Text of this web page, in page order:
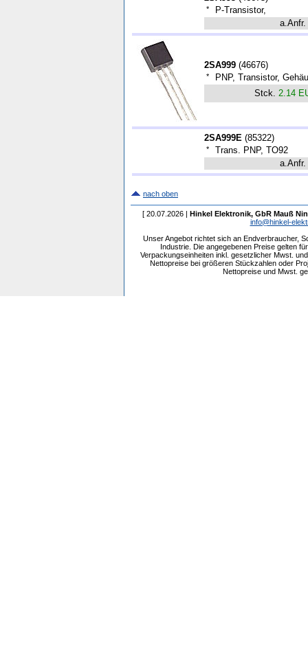
*
P-Transistor,
a.Anfr.
2SA999 (46676)
*
PNP, Transistor,
Stck. 2.14
2SA999E (85322)
*
Trans. PNP, TO92
a.Anfr.
nach oben
[ 20.07.2026 | Hinkel Elektronik, GbR Mauß
info@hinkel-
Unser Angebot richtet sich an Endverbraucher,
Industrie. Die angegebenen Preise gelten
Verpackungseinheiten inkl. gesetzlicher Mwst.
Nettopreise bei größeren Stückzahlen oder
Nettopreise und Mwst.